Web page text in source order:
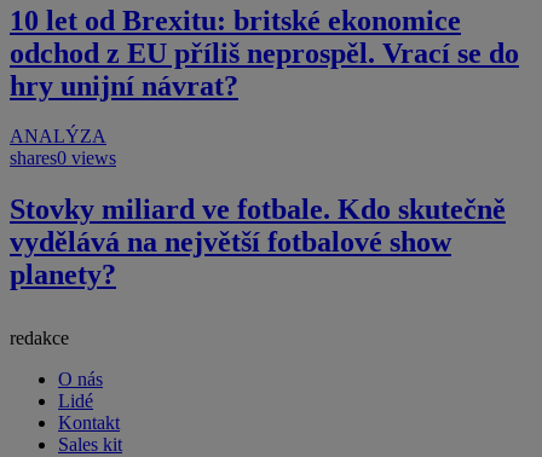
10 let od Brexitu: britské ekonomice
odchod z EU příliš neprospěl. Vrací se do
hry unijní návrat?
ANALÝZA
shares0 views
Stovky miliard ve fotbale. Kdo skutečně
vydělává na největší fotbalové show
planety?
redakce
O nás
Lidé
Kontakt
Sales kit